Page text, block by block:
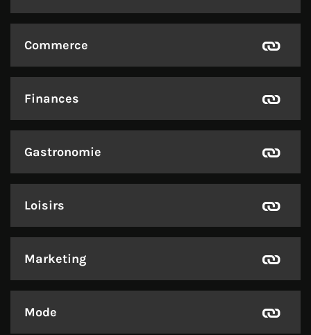
Commerce
Finances
Gastronomie
Loisirs
Marketing
Mode